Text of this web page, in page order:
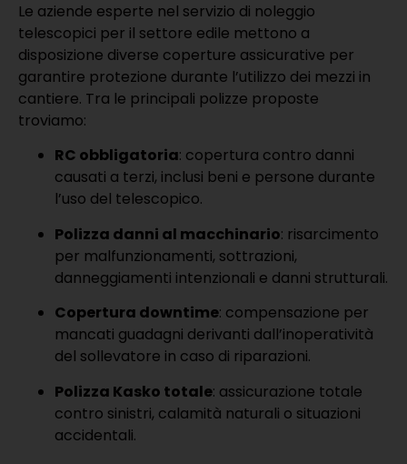
Le aziende esperte nel servizio di noleggio
telescopici per il settore edile mettono a
disposizione diverse coperture assicurative per
garantire protezione durante l’utilizzo dei mezzi in
cantiere. Tra le principali polizze proposte
troviamo:
RC obbligatoria: copertura contro danni
causati a terzi, inclusi beni e persone durante
l’uso del telescopico.
Polizza danni al macchinario: risarcimento
per malfunzionamenti, sottrazioni,
danneggiamenti intenzionali e danni strutturali.
Copertura downtime: compensazione per
mancati guadagni derivanti dall’inoperatività
del sollevatore in caso di riparazioni.
Polizza Kasko totale: assicurazione totale
contro sinistri, calamità naturali o situazioni
accidentali.